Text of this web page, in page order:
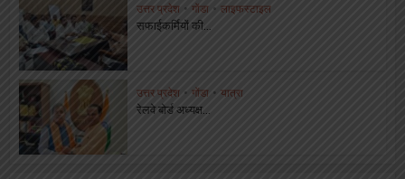
उत्तर प्रदेश • गोंडा • लाइफस्टाइल
सफाईकर्मियों की...
उत्तर प्रदेश • गोंडा • यात्रा
रेलवे बोर्ड अध्यक्ष...